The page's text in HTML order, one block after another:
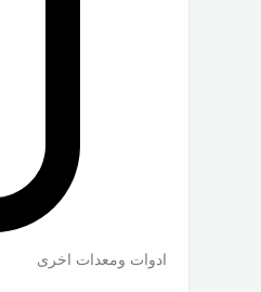
ادوات ومعدات اخرى